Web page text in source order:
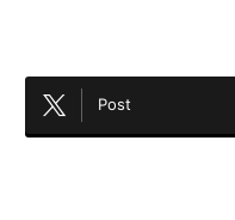
Post